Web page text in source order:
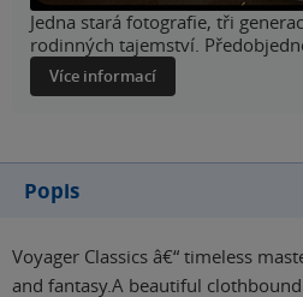
Jedna stará fotografie, tři
rodinných tajemství.
Více informací
Popis
Voyager Classics â€“ timeless
and fantasy.A beautiful